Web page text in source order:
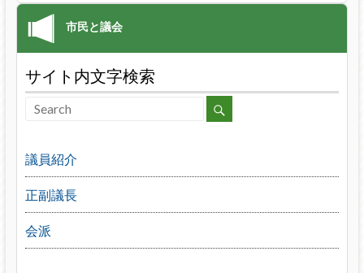
サイト内文字検索
議員紹介
正副議長
会派